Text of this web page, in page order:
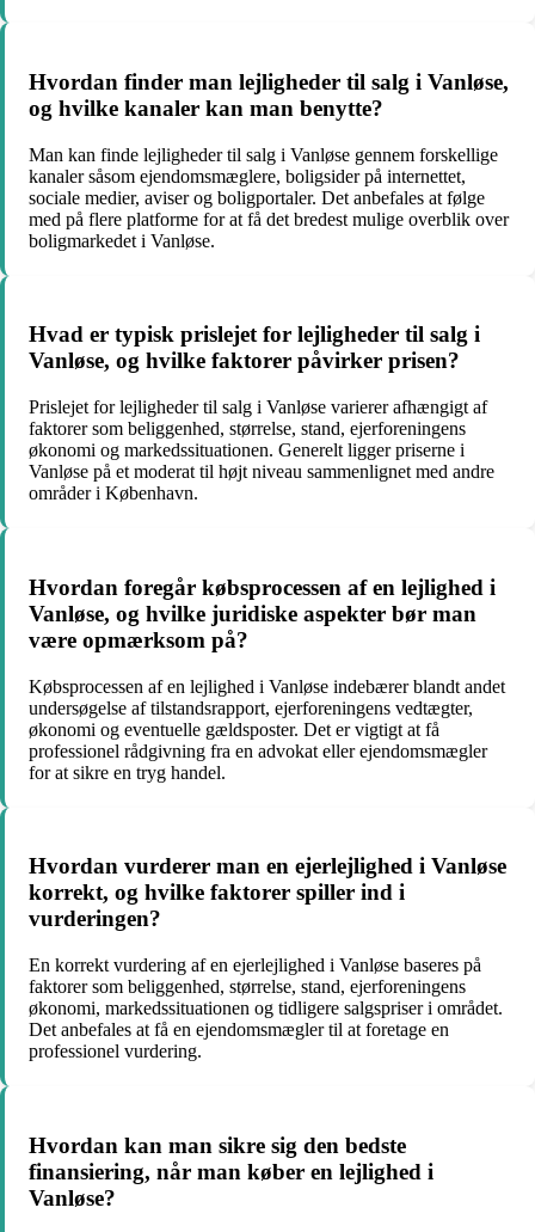
Hvordan finder man lejligheder til salg i Vanløse,
og hvilke kanaler kan man benytte?
Man kan finde lejligheder til salg i Vanløse gennem forskellige
kanaler såsom ejendomsmæglere, boligsider på internettet,
sociale medier, aviser og boligportaler. Det anbefales at følge
med på flere platforme for at få det bredest mulige overblik over
boligmarkedet i Vanløse.
Hvad er typisk prislejet for lejligheder til salg i
Vanløse, og hvilke faktorer påvirker prisen?
Prislejet for lejligheder til salg i Vanløse varierer afhængigt af
faktorer som beliggenhed, størrelse, stand, ejerforeningens
økonomi og markedssituationen. Generelt ligger priserne i
Vanløse på et moderat til højt niveau sammenlignet med andre
områder i København.
Hvordan foregår købsprocessen af en lejlighed i
Vanløse, og hvilke juridiske aspekter bør man
være opmærksom på?
Købsprocessen af en lejlighed i Vanløse indebærer blandt andet
undersøgelse af tilstandsrapport, ejerforeningens vedtægter,
økonomi og eventuelle gældsposter. Det er vigtigt at få
professionel rådgivning fra en advokat eller ejendomsmægler
for at sikre en tryg handel.
Hvordan vurderer man en ejerlejlighed i Vanløse
korrekt, og hvilke faktorer spiller ind i
vurderingen?
En korrekt vurdering af en ejerlejlighed i Vanløse baseres på
faktorer som beliggenhed, størrelse, stand, ejerforeningens
økonomi, markedssituationen og tidligere salgspriser i området.
Det anbefales at få en ejendomsmægler til at foretage en
professionel vurdering.
Hvordan kan man sikre sig den bedste
finansiering, når man køber en lejlighed i
Vanløse?